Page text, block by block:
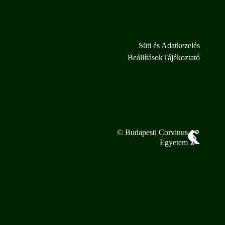
Süti és Adatkezelés
BeállításokTájékoztató
© Budapesti Corvinus
Egyetem